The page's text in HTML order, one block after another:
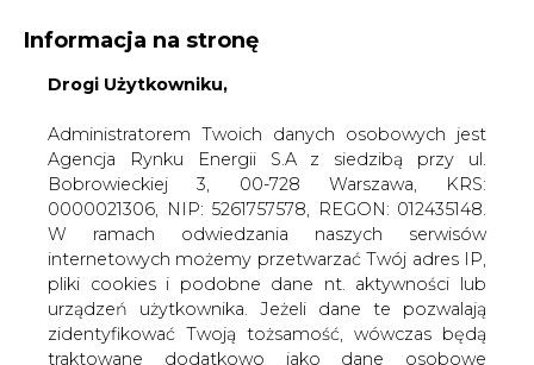
KONTAKT:
WYDAWCA PORTALU:
WYSOKI KONTRAST A A
ZALOGUJ SIĘ
Informacja na stronę
Drogi Użytkowniku,
Administratorem Twoich danych osobowych jest
Agencja Rynku Energii S.A z siedzibą przy ul.
Bobrowieckiej 3, 00-728 Warszawa, KRS:
0000021306, NIP: 5261757578, REGON: 012435148.
W ramach odwiedzania naszych serwisów
internetowych możemy przetwarzać Twój adres IP,
pliki cookies i podobne dane nt. aktywności lub
urządzeń użytkownika. Jeżeli dane te pozwalają
zidentyfikować Twoją tożsamość, wówczas będą
traktowane dodatkowo jako dane osobowe